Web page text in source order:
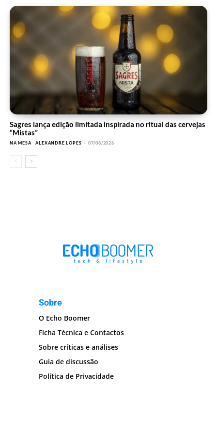
Sagres lança edição limitada inspirada no ritual das cervejas
“Mistas”
NA MESA ALEXANDRE LOPES - 07/08/2026
Sobre
O Echo Boomer
Ficha Técnica e Contactos
Sobre críticas e análises
Guia de discussão
Política de Privacidade